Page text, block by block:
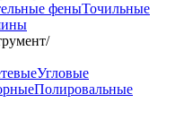
феныТочильные
/
Угловые
Полировальные